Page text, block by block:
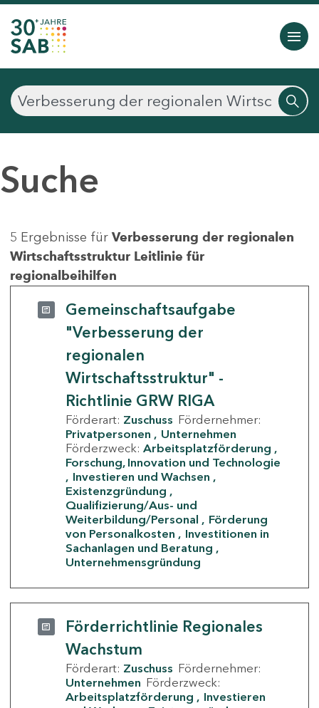
Suche
5 Ergebnisse für Verbesserung der regionalen
Wirtschaftsstruktur Leitlinie für
regionalbeihilfen
Gemeinschaftsaufgabe
"Verbesserung der
regionalen
Wirtschaftsstruktur" -
Richtlinie GRW RIGA
Förderart: Zuschuss Fördernehmer:
Privatpersonen
Unternehmen
Förderzweck: Arbeitsplatzförderung
Forschung, Innovation und Technologie
Investieren und Wachsen
Existenzgründung
Qualifizierung/Aus- und
Weiterbildung/Personal
Förderung
von Personalkosten
Investitionen in
Sachanlagen und Beratung
Unternehmensgründung
Förderrichtlinie Regionales
Wachstum
Förderart: Zuschuss Fördernehmer:
Unternehmen Förderzweck:
Arbeitsplatzförderung
Investieren